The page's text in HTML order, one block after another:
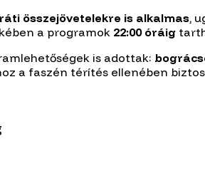
összejövetelekre is alkalmas,
a programok 22:00 óráig
is adottak:
a faszén térítés ellenében